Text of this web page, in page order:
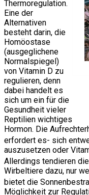
Thermoregulation.
Eine der
Alternativen
besteht darin, die
Homöostase
(ausgeglichene
Normalspiegel)
von Vitamin D zu
regulieren, denn
dabei handelt es
sich um ein für die
Gesundheit vieler
Reptilien wichtiges
Hormon. Die
erfordert es- sich
auszusetzen oder
Allerdings tendieren
Wirbeltiere dazu, nur
bietet die
Möglichkeit zur